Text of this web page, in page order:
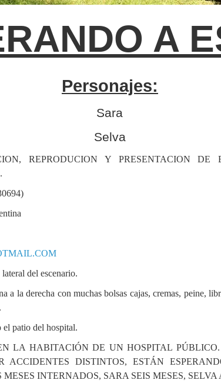
A
Personajes:
Sara
Selva
REPRODUCION Y PRESENTACION
del escenario.
a la derecha con muchas bolsas cajas, cremas, peine,
patio del hospital.
LA HABITACIÓN DE UN HOSPITAL
ACCIDENTES DISTINTOS, ESTÁN
INTERNADOS, SARA SEIS MESES,